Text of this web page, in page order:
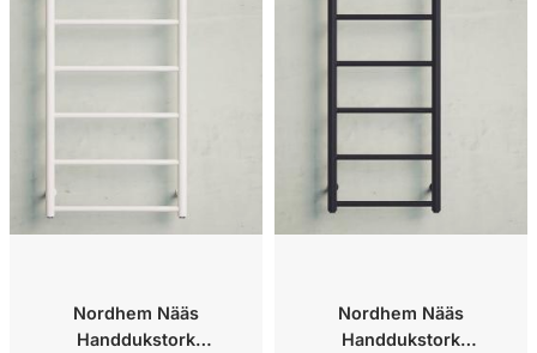
Nordhem Nääs
Handdukstork
Nordhem Nääs
Handdukstork